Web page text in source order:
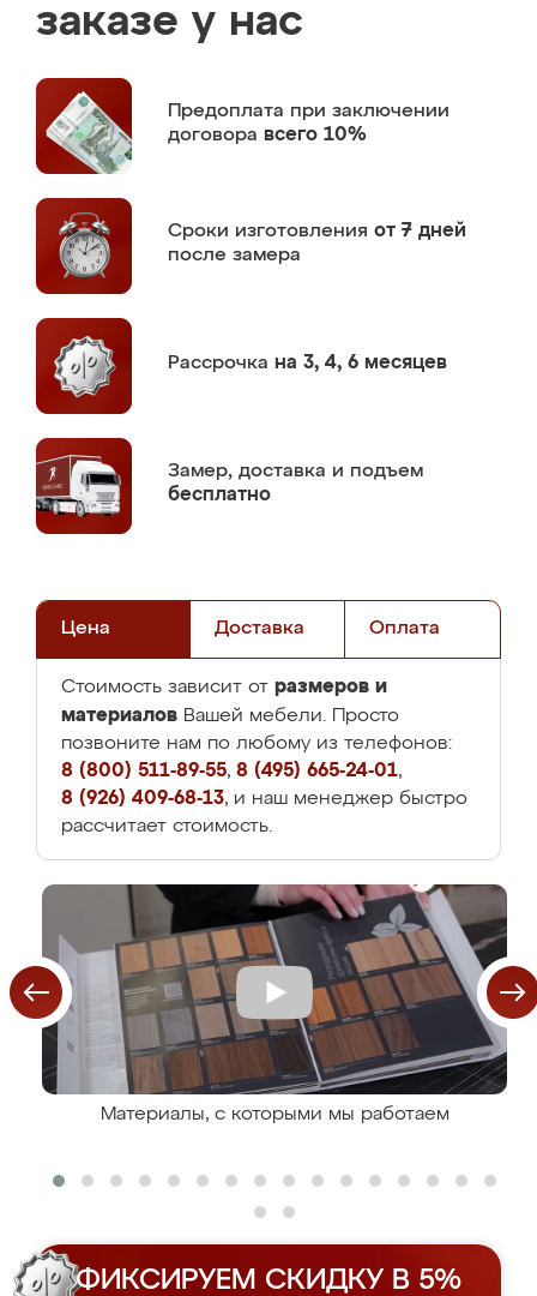
заказе у нас
Предоплата при заключении
договора всего 10%
Сроки изготовления от 7 дней
после замера
Рассрочка на 3, 4, 6 месяцев
Замер, доставка и подъем
бесплатно
Цена Доставка Оплата
Стоимость зависит от размеров и
материалов Вашей мебели. Просто
позвоните нам по любому из телефонов:
8 (800) 511-89-55, 8 (495) 665-24-01,
8 (926) 409-68-13, и наш менеджер быстро
рассчитает стоимость.
Материалы, с которыми мы работаем
ФИКСИРУЕМ СКИДКУ В 5%